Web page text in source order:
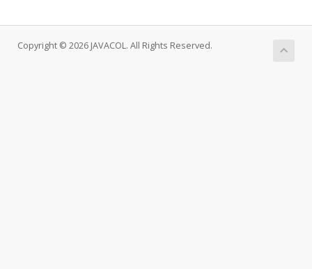
Copyright © 2026 JAVACOL. All Rights Reserved.